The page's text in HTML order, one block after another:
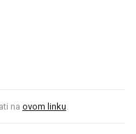
na ovom linku.